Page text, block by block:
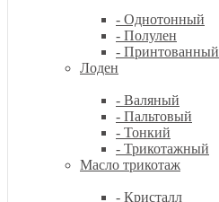
- Однотонный
- Полулен
- Принтованный
Лоден
- Валяный
- Пальтовый
- Тонкий
- Трикотажный
Масло трикотаж
- Кристалл